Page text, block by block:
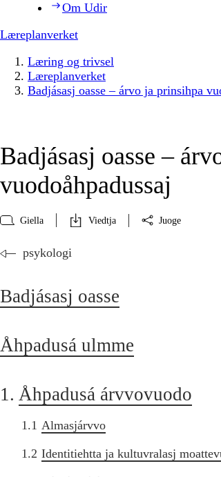
Om Udir
Læreplanverket
Læring og trivsel
Læreplanverket
Badjásasj oasse – árvo ja prinsihpa
Badjásasj oasse –
vuodoåhpadussaj
Giella Viedtja Juoge
psykologi
Badjásasj oasse
Åhpadusá ulmme
1. Åhpadusá árvvovuodo
1.1 Almasjárvvo
1.2 Identitiehtta ja kultuvralasj